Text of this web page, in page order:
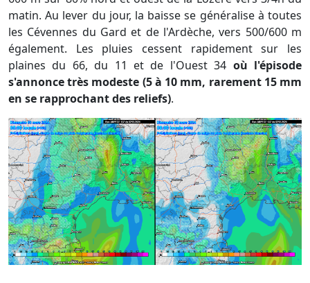
matin. Au lever du jour, la baisse se généralise à toutes
les Cévennes du Gard et de l'Ardèche, vers 500/600 m
également. Les pluies cessent rapidement sur les
plaines du 66, du 11 et de l'Ouest 34 où l'épisode
s'annonce très modeste (5 à 10 mm, rarement 15 mm
en se rapprochant des reliefs).